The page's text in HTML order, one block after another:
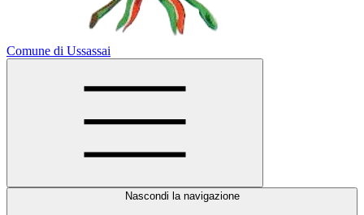
Comune di Ussassai
Nascondi la navigazione